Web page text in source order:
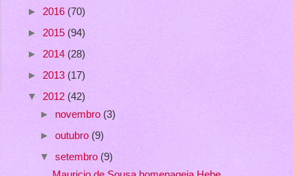
► 2016 (70)
► 2015 (94)
► 2014 (28)
► 2013 (17)
▼ 2012 (42)
► novembro (3)
► outubro (9)
▼ setembro (9)